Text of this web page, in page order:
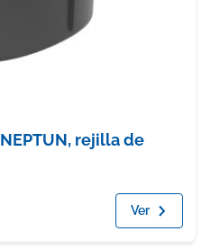
rejilla de
Ver